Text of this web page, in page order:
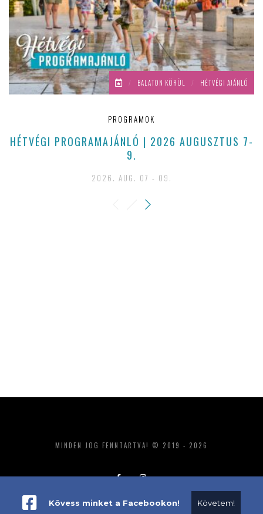
/ BALATON KÖRÜL / HÉTVÉGI AJÁNLÓ
PROGRAMOK
HÉTVÉGI PROGRAMAJÁNLÓ | 2026 AUGUSZTUS 7-
9.
2026. AUG. 07 - 09.
MINDEN JOG FENNTARTVA! © 2019 - 2026
ADATKEZELÉS IMPRESSZUM MÉDIAAJÁNLAT
Kövess minket a Facebookon! Követem!